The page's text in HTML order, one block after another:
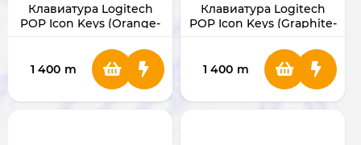
Клавиатура Logitech
POP Icon Keys (Orange-
1 400 m
Клавиатура Logitech
POP Icon Keys (Graphite-
1 400 m